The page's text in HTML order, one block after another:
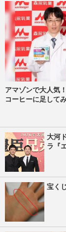
アマゾンで大人気
コーヒーに足して
大河
ラ『
宝く